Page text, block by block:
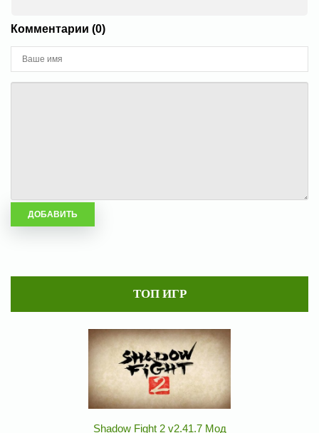
Комментарии (0)
ТОП ИГР
Shadow Fight 2 v2.41.7 Мод